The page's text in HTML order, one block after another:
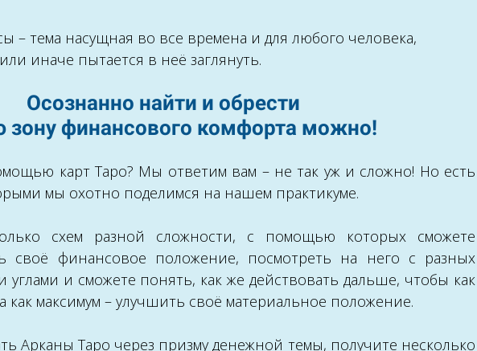
– тема насущная во все времена и для любого человека,
иначе пытается в неё заглянуть.
Осознанно найти и обрести
зону финансового комфорта можно!
карт Таро? Мы ответим вам – не так уж и сложно! Но есть
мы охотно поделимся на нашем практикуме.
схем разной сложности, с помощью которых сможете
своё финансовое положение, посмотреть на него с разных
углами и сможете понять, как же действовать дальше, чтобы как
как максимум – улучшить своё материальное положение.
Арканы Таро через призму денежной темы, получите несколько